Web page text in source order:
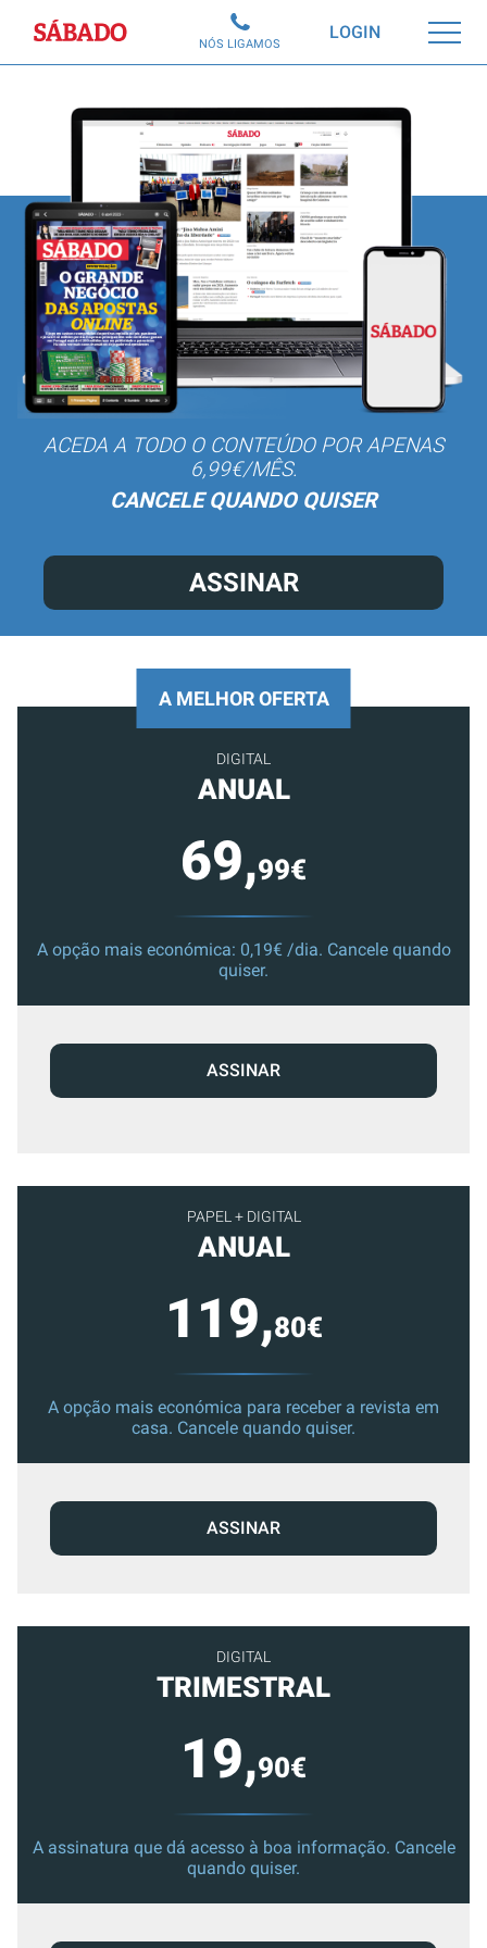
Sábado LOGIN
NÓS LIGAMOS
ACEDA A TODO O CONTEÚDO POR APENAS
6,99€/MÊS.
CANCELE QUANDO QUISER
ASSINAR
PAPEL + DIGITAL
ANUAL
119,80€
A opção mais económica para receber a revista em
casa. Cancele quando quiser.
ASSINAR
DIGITAL
TRIMESTRAL
19,90€
A assinatura que dá acesso à boa informação. Cancele
quando quiser.
A MELHOR OFERTA
DIGITAL
ANUAL
69,99€
A opção mais económica: 0,19€ /dia. Cancele quando
quiser.
ASSINAR